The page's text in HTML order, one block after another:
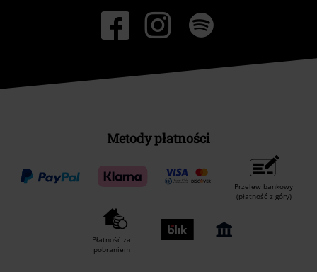
Metody płatności
Przelew bankowy
(płatność z góry)
Płatność za
pobraniem